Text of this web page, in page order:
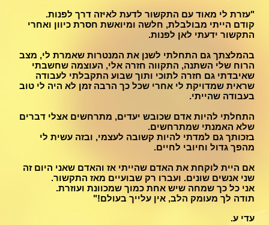
"עזרת לי מאוד עם התקשור לדעת לאיזה דרך לפנות.
קודם הייתי מבולבלת, חלשה ומיואשת חסרת כיוון ואחרי
התקשור ידעתי לאן לפנות.
בהמלצתך גם התחלתי לשנן את המנטרות שאמרת לי, מצב
הרוח שלי השתנה, התקווה חזרה אלי, העוצמה שחשבתי
שאיבדתי גם חזרה לתוכי ותוך שבוע התקבלתי לעבודה
שראית שמדויקת לי אחרי שכל כך הרבה זמן לא היה לי טוב
בעבודה שהייתי.
התחלתי להיות אדם שכובש יעדים, מתרחשים אצלי דברים
שלא האמנתי שמתרחשים.
בזכותך גם למדתי להיות קשובה לעצמי, ובזה עשית לי
מהפך גדול וחיובי לחיים.
אם היית לוקחת את האדם שהייתי אז והאדם שאני היום זה
שני אנשים שונים. ועברו רק שבועיים מאז התקשור.
אני כל כך שמחה שיש אחת כמוך שמכוונת ועוזרת.
תודה לך מעומק הלב, אין עלייך בעולם!"
עדי ע.